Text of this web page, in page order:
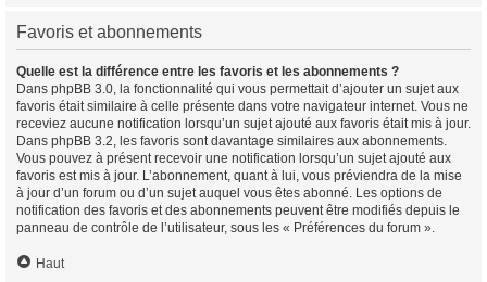
Favoris et abonnements
Quelle est la différence entre les favoris et les abonnements ?
Dans phpBB 3.0, la fonctionnalité qui vous permettait d’ajouter un sujet aux
favoris était similaire à celle présente dans votre navigateur internet. Vous ne
receviez aucune notification lorsqu’un sujet ajouté aux favoris était mis à jour.
Dans phpBB 3.2, les favoris sont davantage similaires aux abonnements.
Vous pouvez à présent recevoir une notification lorsqu’un sujet ajouté aux
favoris est mis à jour. L’abonnement, quant à lui, vous préviendra de la mise
à jour d’un forum ou d’un sujet auquel vous êtes abonné. Les options de
notification des favoris et des abonnements peuvent être modifiés depuis le
panneau de contrôle de l’utilisateur, sous les « Préférences du forum ».
Haut